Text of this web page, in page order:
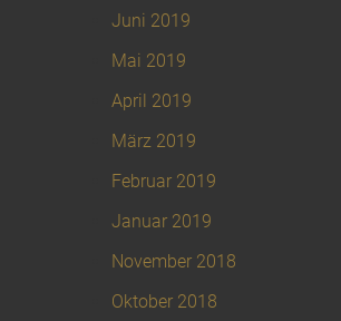
Juni 2019
Mai 2019
April 2019
März 2019
Februar 2019
Januar 2019
November 2018
Oktober 2018